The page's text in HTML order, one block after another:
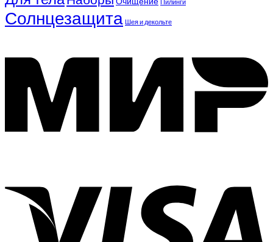
Солнцезащита Шея и декольте